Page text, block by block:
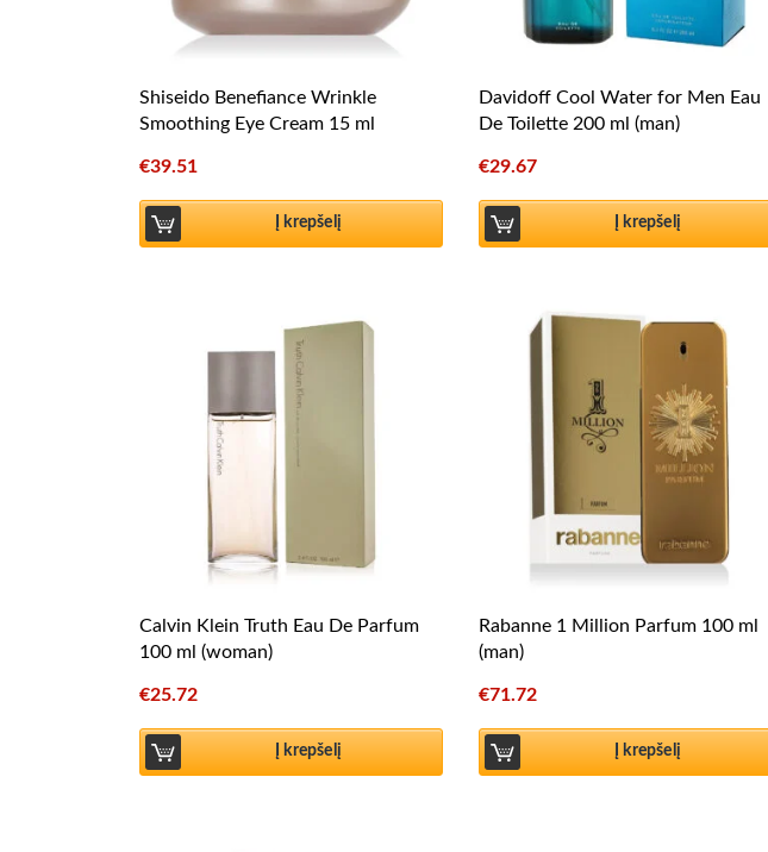
Shiseido Benefiance Wrinkle
Smoothing Eye Cream 15 ml
€39.51
Į krepšelį
Davidoff Cool Water for Men Eau
De Toilette 200 ml (man)
€29.67
Į krepšelį
Calvin Klein Truth Eau De Parfum
100 ml (woman)
€25.72
Į krepšelį
Rabanne 1 Million Parfum 100 ml
(man)
€71.72
Į krepšelį